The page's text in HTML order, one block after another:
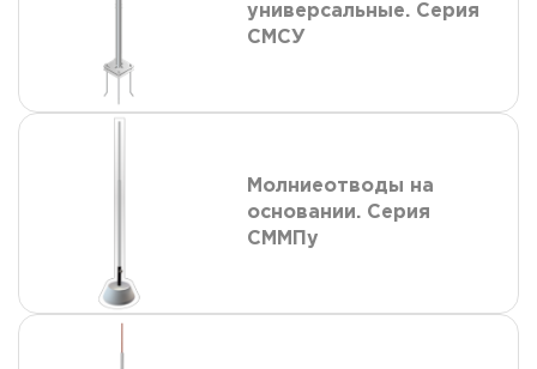
универсальные. Серия
СМСУ
Молниеотводы на
основании. Серия
СММПу